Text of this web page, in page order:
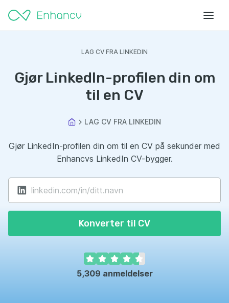
LAG CV FRA LINKEDIN
Gjør LinkedIn-profilen din om
til en CV
LAG CV FRA LINKEDIN
Gjør LinkedIn-profilen din om til en CV på sekunder med
Enhancvs LinkedIn CV-bygger.
Konverter til CV
5,309 anmeldelser